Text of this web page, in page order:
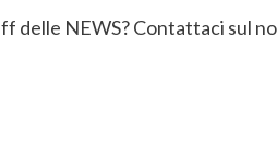
delle NEWS? Contattaci sul